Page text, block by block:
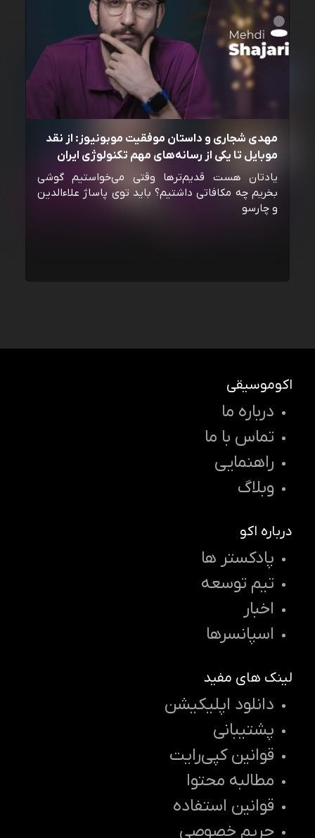
مهدی شجاری و داستان موفقیت موبونیوز: از نقد
موبایل تا یکی از رسانه‌‌های مهم تکنولوژی ایران
یادتان هست قدیم‌ترها وقتی می‌خواستیم گوشی
بخریم چه مکافاتی داشتیم؟ باید توی پاساژ علاءالدین
و چارسو
اکوموسیقی
درباره ما
تماس با ما
راهنمایی
وبلاگ
درباره اکو
پادکستر ها
تیم توسعه
اخبار
اسپانسرها
لینک های مفید
دانلود اپلیکیشن
پشتیبانی
قوانین کپی‌رایت
مطالبه محتوا
قوانین استفاده
حریم خصوصی